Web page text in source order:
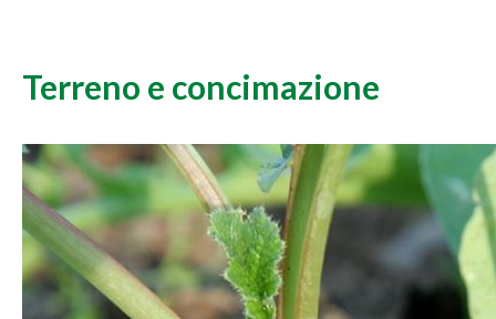
Terreno e concimazione